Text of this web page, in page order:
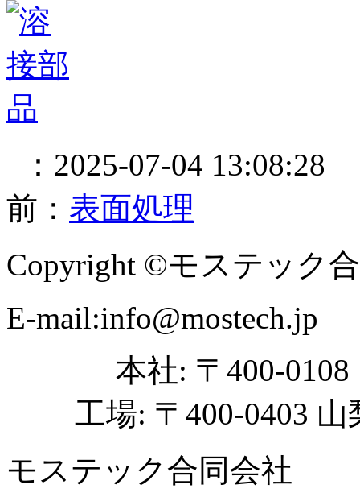
：2025-07-04 13:08:28
前： 表面処理
Copyright ©モステック
E-mail:info@mostech.jp
本社: 〒400-
工場: 〒400-0403
モステック合同会社